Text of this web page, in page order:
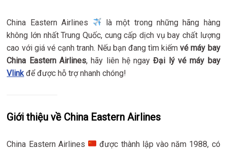
China Eastern Airlines
là một trong những hãng hàng
không lớn nhất Trung Quốc, cung cấp dịch vụ bay chất lượng
cao với giá vé cạnh tranh. Nếu bạn đang tìm kiếmvé máy bay
China Eastern Airlines, hãy liên hệ ngayĐại lý vé máy bay
Vlinkđể được hỗ trợ nhanh chóng!
Giới thiệu về China Eastern Airlines
China Eastern Airlines
được thành lập vào năm 1988, có